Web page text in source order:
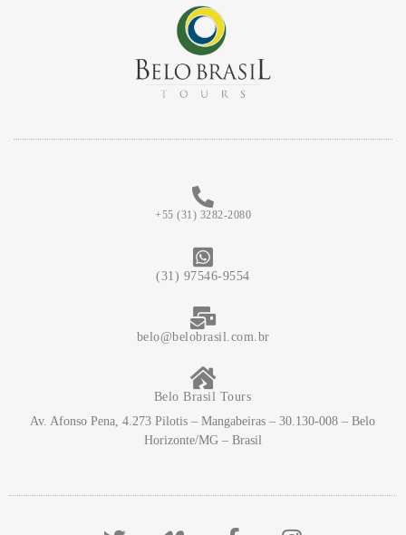
+55 (31) 3282-2080
(31) 97546-9554
belo@belobrasil.com.br
Belo Brasil Tours
Av. Afonso Pena, 4.273 Pilotis – Mangabeiras – 30.130-008 – Belo
Horizonte/MG – Brasil